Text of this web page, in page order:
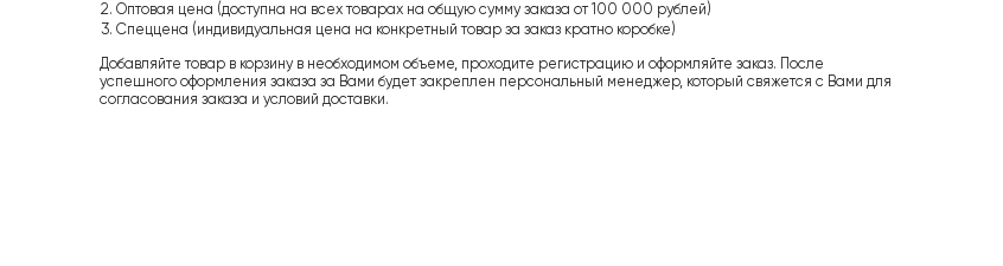
Оптовая цена (доступна на всех товарах на общую сумму заказа от 100 000 рублей)
Спеццена (индивидуальная цена на конкретный товар за заказ кратно коробке)
Добавляйте товар в корзину в необходимом объеме, проходите регистрацию и оформляйте заказ. После
успешного оформления заказа за Вами будет закреплен персональный менеджер, который свяжется с Вами для
согласования заказа и условий доставки.